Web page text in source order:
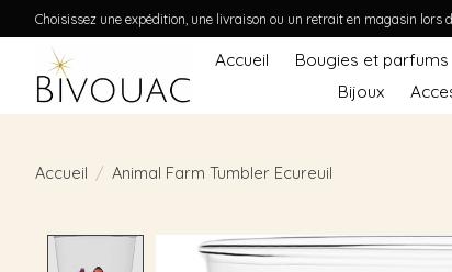
Choisissez une expédition, une livraison ou un retrait en magasin lors
Accueil Bougies et parfums
Bijoux
Accueil / Animal Farm Tumbler Ecureuil
Product image slideshow Items